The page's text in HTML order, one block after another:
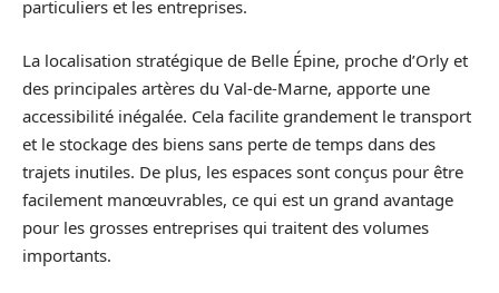
particuliers et les entreprises.
La localisation stratégique de Belle Épine, proche d’Orly et
des principales artères du Val-de-Marne, apporte une
accessibilité inégalée. Cela facilite grandement le transport
et le stockage des biens sans perte de temps dans des
trajets inutiles. De plus, les espaces sont conçus pour être
facilement manœuvrables, ce qui est un grand avantage
pour les grosses entreprises qui traitent des volumes
importants.